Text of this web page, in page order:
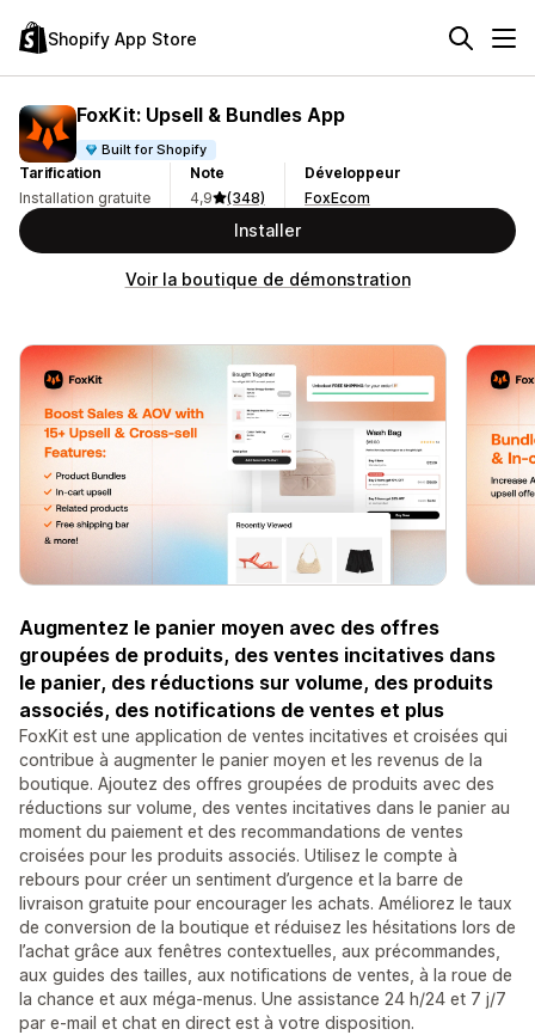
Shopify App Store
FoxKit: Upsell & Bundles App
Built for Shopify
Tarification
Installation gratuite
Note
4,9
(348)
Développeur
FoxEcom
Installer
Voir la boutique de démonstration
Augmentez le panier moyen avec des offres
groupées de produits, des ventes incitatives dans
le panier, des réductions sur volume, des produits
associés, des notifications de ventes et plus
FoxKit est une application de ventes incitatives et croisées qui
contribue à augmenter le panier moyen et les revenus de la
boutique. Ajoutez des offres groupées de produits avec des
réductions sur volume, des ventes incitatives dans le panier au
moment du paiement et des recommandations de ventes
croisées pour les produits associés. Utilisez le compte à
rebours pour créer un sentiment d’urgence et la barre de
livraison gratuite pour encourager les achats. Améliorez le taux
de conversion de la boutique et réduisez les hésitations lors de
l’achat grâce aux fenêtres contextuelles, aux précommandes,
aux guides des tailles, aux notifications de ventes, à la roue de
la chance et aux méga-menus. Une assistance 24 h/24 et 7 j/7
par e-mail et chat en direct est à votre disposition.